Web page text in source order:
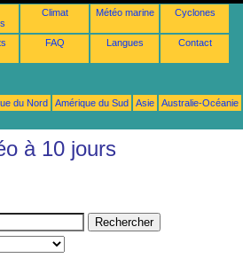
Climat Météo marine Cyclones
FAQ Langues Contact
du Nord Amérique du Sud Asie
Australie-Océanie
à 10 jours